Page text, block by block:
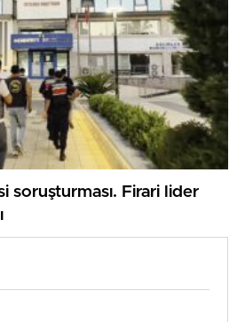
soruşturması. Firari lider